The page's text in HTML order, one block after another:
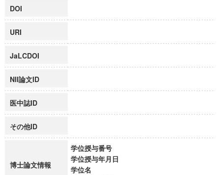
DOI
URI
JaLCDOI
NII論文ID
医中誌ID
その他ID
博士論文情報
学位授与番号
学位授与年月日
学位名